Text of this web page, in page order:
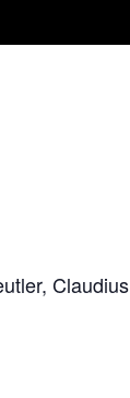
Claudius